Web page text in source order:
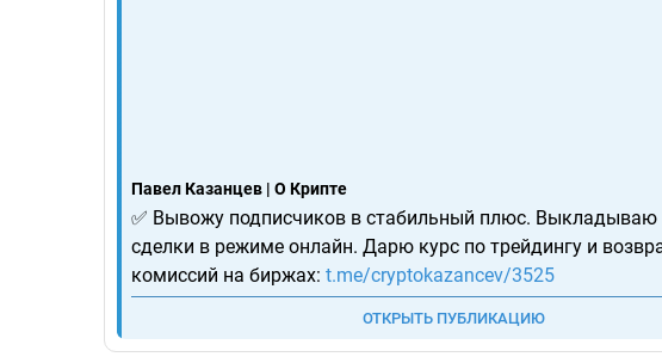
Павел Казанцев | О Крипте
✅ Вывожу подписчиков в стабильный плюс. Выкладываю
сделки в режиме онлайн. Дарю курс по трейдингу и
комиссий на биржах: t.me/cryptokazancev/3525
ОТКРЫТЬ ПУБЛИКАЦИЮ